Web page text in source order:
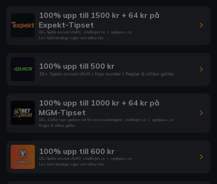
100% upp till 1500 kr + 64 kr på
Expekt-Tipset
18+ Spela ansvarsfullt| stodlinjen.se | spelpaus.se
Läs fullständiga regler och villkor här
100% upp till 500 kr
18+ Spela ansvarsfullt | Nya kunder | Regler & villkor gäller
100% upp till 1000 kr + 64 kr på
MGM-Tipset
18+. Gäller nya spelare vid första insättningen| stodlinjen.se | spelpaus.se
Regler & villkor gäller
100% upp till 600 kr
18+ Spela ansvarsfullt| stodlinjen.se | spelpaus.se
Läs fullständiga regler och villkor här